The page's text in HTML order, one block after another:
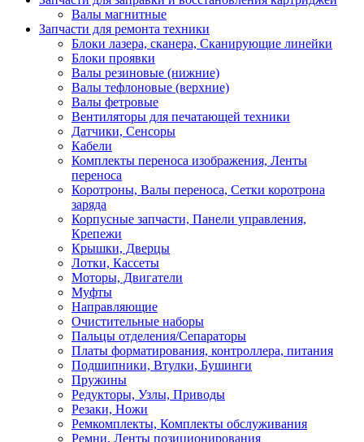
Валы магнитные
Запчасти для ремонта техники
Блоки лазера, сканера, Сканирующие линейки
Блоки проявки
Валы резиновые (нижние)
Валы тефлоновые (верхние)
Валы фетровые
Вентиляторы для печатающей техники
Датчики, Сенсоры
Кабели
Комплекты переноса изображения, Ленты
переноса
Коротроны, Валы переноса, Сетки коротрона
заряда
Корпусные запчасти, Панели управления,
Крепежи
Крышки, Дверцы
Лотки, Кассеты
Моторы, Двигатели
Муфты
Направляющие
Очистительные наборы
Пальцы отделения/Сепараторы
Платы форматирования, контроллера, питания
Подшипники, Втулки, Бушинги
Пружины
Редукторы, Узлы, Приводы
Резаки, Ножи
Ремкомплекты, Комплекты обслуживания
Ремни, Ленты позиционирования